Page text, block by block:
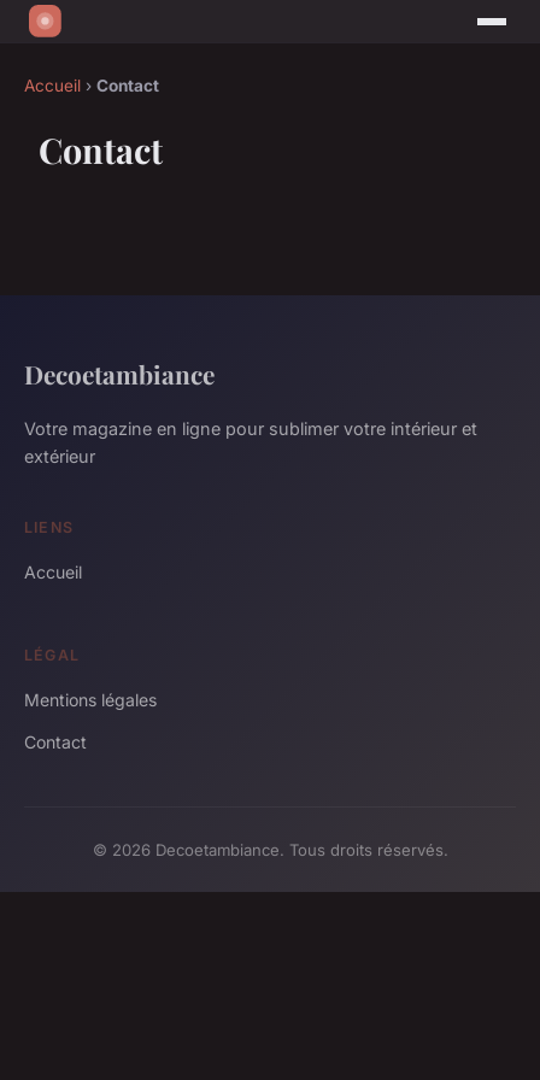
Accueil › Contact
Contact
Decoetambiance
Votre magazine en ligne pour sublimer votre intérieur et
extérieur
LIENS
Accueil
LÉGAL
Mentions légales
Contact
© 2026 Decoetambiance. Tous droits réservés.